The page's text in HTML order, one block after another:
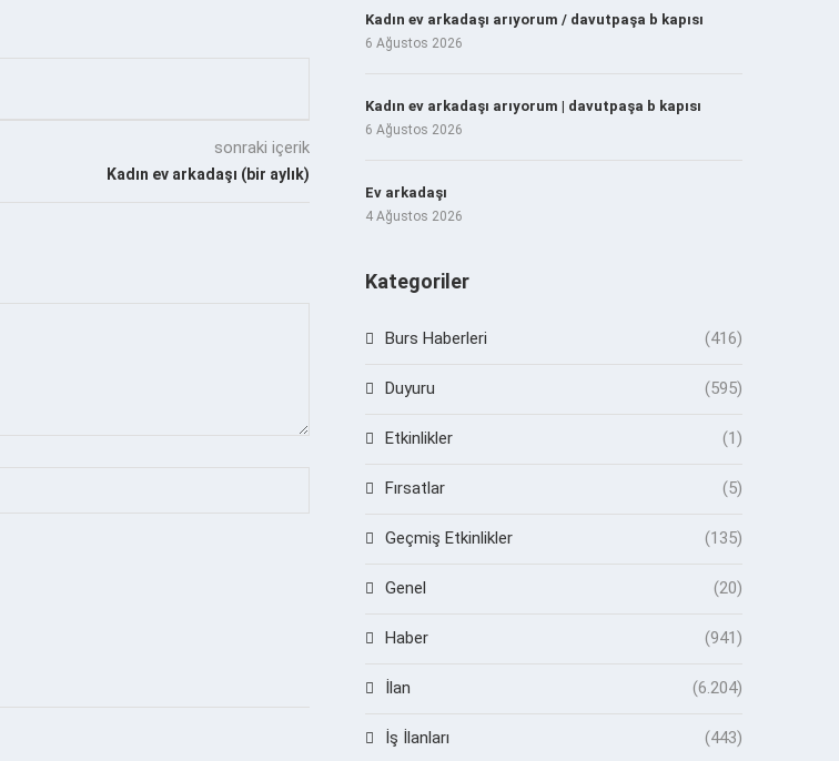
sonraki içerik
Kadın ev arkadaşı (bir aylık)
Kadın ev arkadaşı arıyorum / davutpaşa b kapısı
6 Ağustos 2026
Kadın ev arkadaşı arıyorum | davutpaşa b kapısı
6 Ağustos 2026
Ev arkadaşı
4 Ağustos 2026
Kategoriler
Burs Haberleri (416)
Duyuru (595)
Etkinlikler (1)
Fırsatlar (5)
Geçmiş Etkinlikler (135)
Genel (20)
Haber (941)
İlan (6.204)
İş İlanları (443)